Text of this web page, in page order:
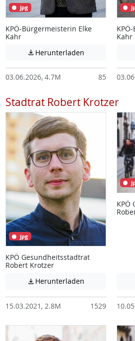
jpg
KPÖ-Bürgermeisterin Elke
Kahr
 Herunterladen Achtung:
03.06.2026, 4.7M 85
Kahr
Stadtrat Robert Krotzer
jpg
KPÖ Gesundheitsstadtrat
Robert Krotzer
 Herunterladen Achtung:
15.03.2021, 2.8M 1529
KPÖ